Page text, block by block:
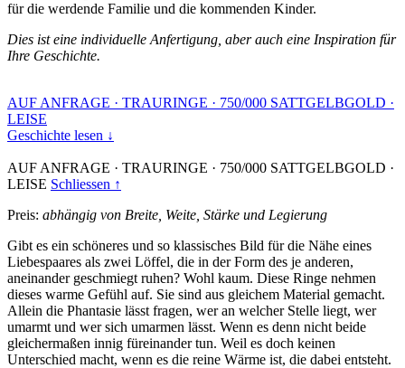
für die werdende Familie und die kommenden Kinder.
Dies ist eine individuelle Anfertigung, aber auch eine Inspiration für
Ihre Geschichte.
AUF ANFRAGE · TRAURINGE · 750/000 SATTGELBGOLD ·
LEISE
Geschichte lesen ↓
AUF ANFRAGE · TRAURINGE · 750/000 SATTGELBGOLD ·
LEISE Schliessen ↑
Preis: abhängig von Breite, Weite, Stärke und Legierung
Gibt es ein schöneres und so klassisches Bild für die Nähe eines
Liebespaares als zwei Löffel, die in der Form des je anderen,
aneinander geschmiegt ruhen? Wohl kaum. Diese Ringe nehmen
dieses warme Gefühl auf. Sie sind aus gleichem Material gemacht.
Allein die Phantasie lässt fragen, wer an welcher Stelle liegt, wer
umarmt und wer sich umarmen lässt. Wenn es denn nicht beide
gleichermaßen innig füreinander tun. Weil es doch keinen
Unterschied macht, wenn es die reine Wärme ist, die dabei entsteht.